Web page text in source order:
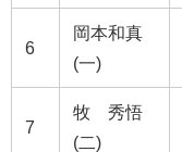
6
岡本和真
(一)
7
牧 秀悟
(二)